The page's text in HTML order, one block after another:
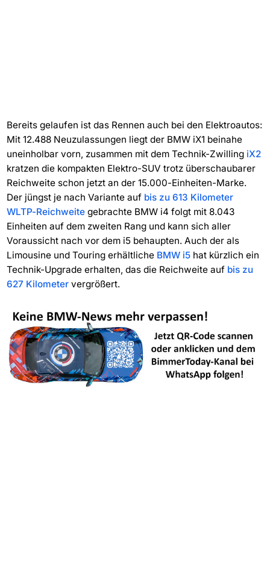
Bereits gelaufen ist das Rennen auch bei den Elektroautos:
Mit 12.488 Neuzulassungen liegt der BMW iX1 beinahe
uneinholbar vorn, zusammen mit dem Technik-Zwilling iX2
kratzen die kompakten Elektro-SUV trotz überschaubarer
Reichweite schon jetzt an der 15.000-Einheiten-Marke.
Der jüngst je nach Variante auf bis zu 613 Kilometer
WLTP-Reichweitegebrachte BMW i4 folgt mit 8.043
Einheiten auf dem zweiten Rang und kann sich aller
Voraussicht nach vor dem i5 behaupten. Auch der als
Limousine und Touring erhältliche BMW i5hat kürzlich ein
Technik-Upgrade erhalten, das die Reichweite auf bis zu
627 Kilometervergrößert.